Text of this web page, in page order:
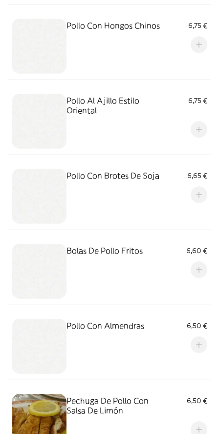
Pollo Con Hongos Chinos 6,75 €
Pollo Al Ajillo Estilo
Oriental
6,75 €
Pollo Con Brotes De Soja 6,65 €
Bolas De Pollo Fritos 6,60 €
Pollo Con Almendras 6,50 €
Pechuga De Pollo Con
Salsa De Limón
6,50 €